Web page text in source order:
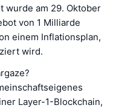
wurde am 29. Oktober
von 1 Milliarde
einem Inflationsplan,
wird.
Layer-1-Blockchain,